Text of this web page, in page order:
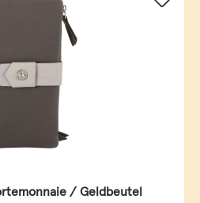
/ Geldbeutel